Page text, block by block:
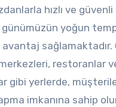
hızlı ve
yoğun
avantaj sağlamaktadır.
restoranlar
gibi yerlerde,
imkanına sahip